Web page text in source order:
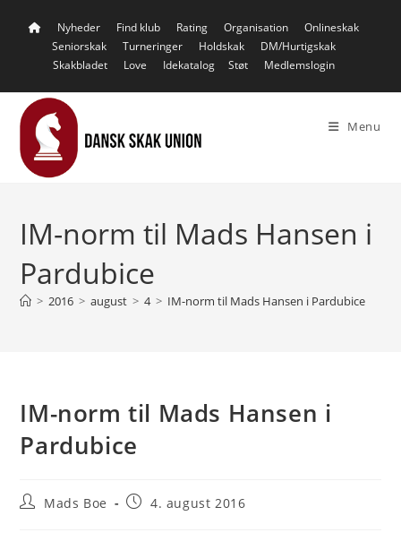
Nyheder Find klub Rating Organisation
Onlineskak
Seniorskak
Turneringer Holdskak
DM/Hurtigskak
Skakbladet
Love Idekatalog Støt Medlemslogin
Menu
IM-norm til Mads Hansen i
Pardubice
> 2016 > august > 4 > IM-norm til Mads Hansen i Pardubice
IM-norm til Mads Hansen i
Pardubice
PostMads Boe
Post4. august 2016